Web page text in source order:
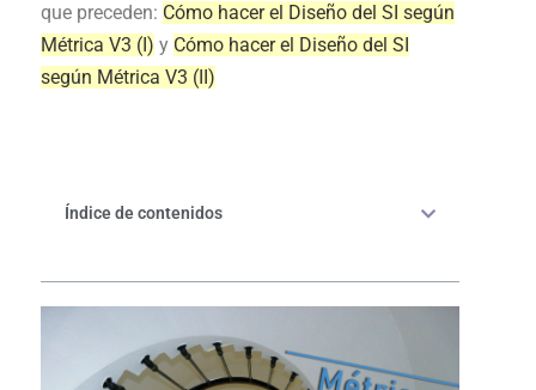
que preceden: Cómo hacer el Diseño del SI según
Métrica V3 (I) y Cómo hacer el Diseño del SI
según Métrica V3 (II)
Índice de contenidos